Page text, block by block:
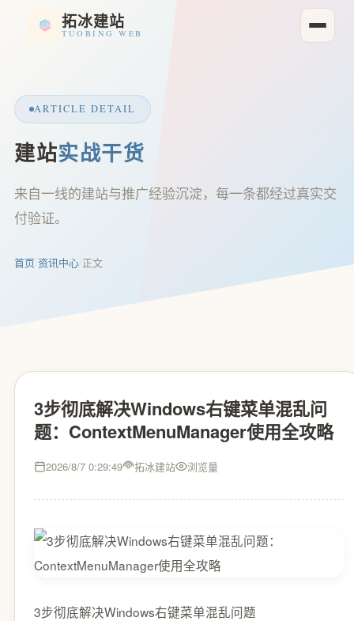
拓冰建站
TUOBING WEB
ARTICLE DETAIL
建站实战干货
来自一线的建站与推广经验沉淀，每一条都经过真实交
付验证。
首页/资讯中心/正文
3步彻底解决Windows右键菜单混乱问
题：ContextMenuManager使用全攻略
2026/8/7 0:29:49 拓冰建站 浏览量
3步彻底解决Windows右键菜单混乱问题